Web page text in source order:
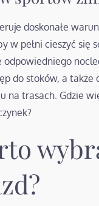
doskonałe
w pełni cieszyć
odpowiedniego
do stoków, a
na trasach. Gdzie